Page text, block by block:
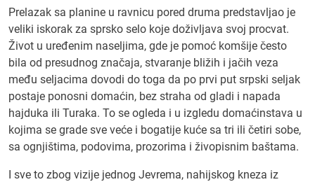
Prelazak sa planine u ravnicu pored druma predstavljao je
veliki iskorak za sprsko selo koje doživljava svoj procvat.
Život u uređenim naseljima, gde je pomoć komšije često
bila od presudnog značaja, stvaranje bližih i jačih veza
među seljacima dovodi do toga da po prvi put srpski seljak
postaje ponosni domaćin, bez straha od gladi i napada
hajduka ili Turaka. To se ogleda i u izgledu domaćinstava u
kojima se grade sve veće i bogatije kuće sa tri ili četiri sobe,
sa ognjištima, podovima, prozorima i živopisnim baštama.
I sve to zbog vizije jednog Jevrema, nahijskog kneza iz